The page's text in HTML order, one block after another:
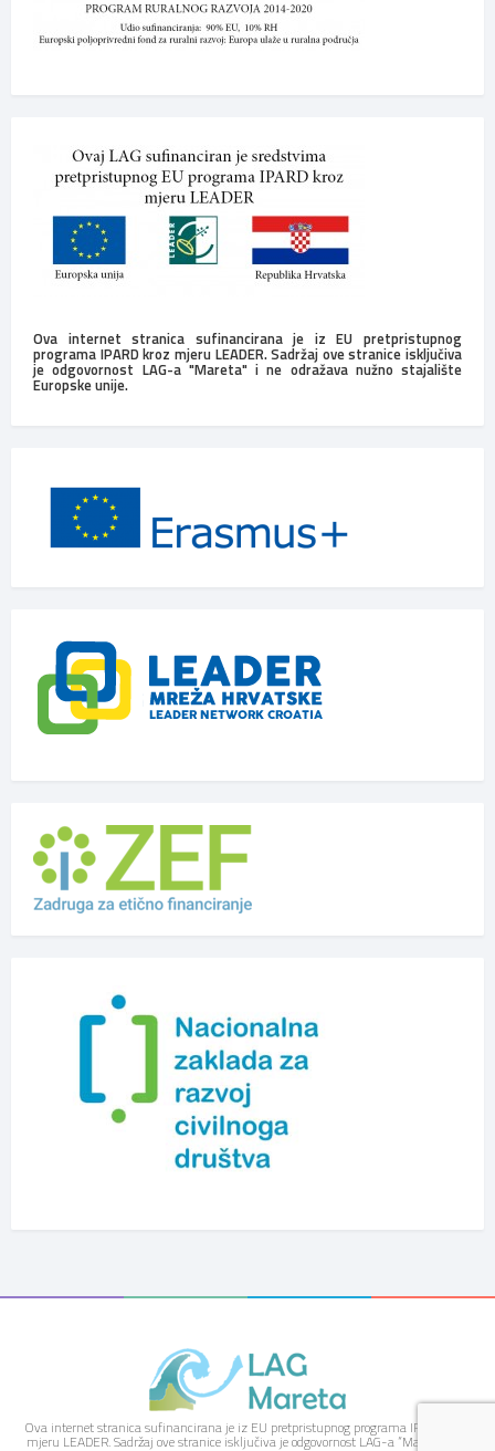
Ova internet stranica sufinancirana je iz EU pretpristupnog
programa IPARD kroz mjeru LEADER. Sadržaj ove stranice isključiva
je odgovornost LAG-a "Mareta" i ne odražava nužno stajalište
Europske unije.
Ova internet stranica sufinancirana je iz EU pretpristupnog programa IPARD kroz
mjeru LEADER. Sadržaj ove stranice isključiva je odgovornost LAG-a “Mareta” i ne